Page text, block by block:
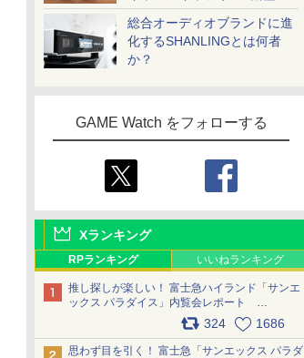
一気に聴く
総合オーディオブランドに進
化するSHANLINGとは何者
か？
GAME Watch をフォローする
Xランキング
RPランキング いいねランキング
推し探しが楽しい！ 富士急ハイランド「サンエ
ックス パラダイス」内覧会レポート
324 1686
思わず目を引く！ 富士急「サンエックス パラダ